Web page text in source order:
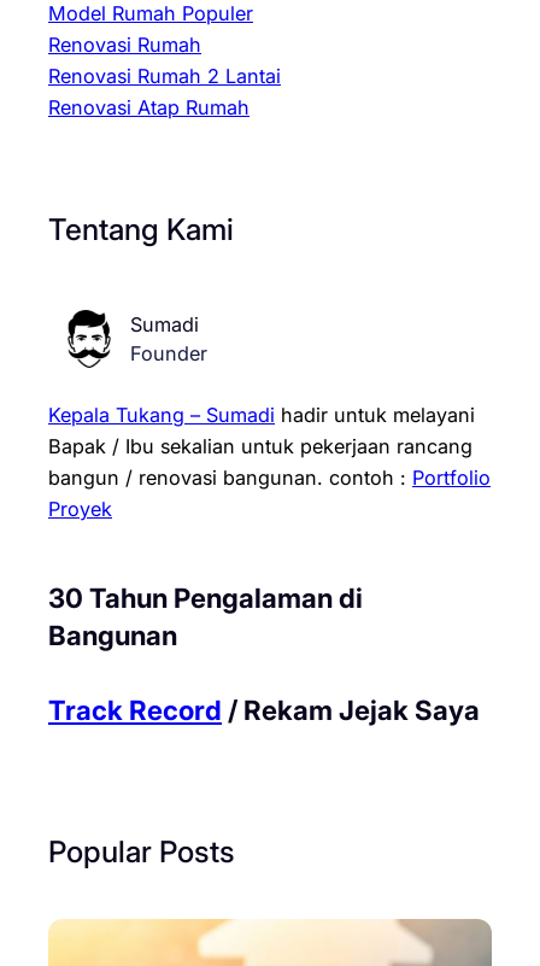
Model Rumah Populer
Renovasi Rumah
Renovasi Rumah 2 Lantai
Renovasi Atap Rumah
Tentang Kami
Sumadi
Founder
Kepala Tukang – Sumadi hadir untuk melayani
Bapak / Ibu sekalian untuk pekerjaan rancang
bangun / renovasi bangunan. contoh : Portfolio
Proyek
30 Tahun Pengalaman di
Bangunan
Track Record / Rekam Jejak Saya
Popular Posts